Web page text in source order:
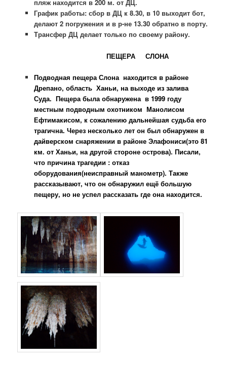
пляж находится в 200 м. от ДЦ.
График работы: сбор в ДЦ к 8.30, в 10 выходит бот,
делают 2 погружения и в р-не 13.30 обратно в порту.
Трансфер ДЦ делает только по своему району.
ПЕЩЕРА СЛОНА
Подводная пещера Слона находится в районе
Дрепано, область Ханьи, на выходе из залива
Суда. Пещера была обнаружена в 1999 году
местным подводным охотником Манолисом
Ефтимакисом, к сожалению дальнейшая судьба его
трагична. Через несколько лет он был обнаружен в
дайверском снаряжении в районе Элафониси(это 81
км. от Ханьи, на другой стороне острова). Писали,
что причина трагедии : отказ
оборудования(неисправный манометр). Также
рассказывают, что он обнаружил ещё большую
пещеру, но не успел рассказать где она находится.